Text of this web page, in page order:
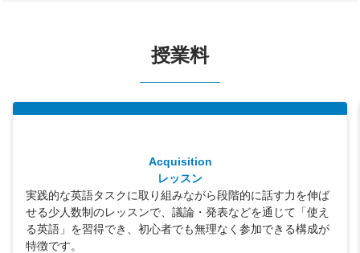
授業料
Acquisition
レッスン
実践的な英語タスクに取り組みながら段階的に話す力を伸ば
せる少人数制のレッスンで、議論・発表などを通じて「使え
る英語」を習得でき、初心者でも無理なく参加できる構成が
特徴です。